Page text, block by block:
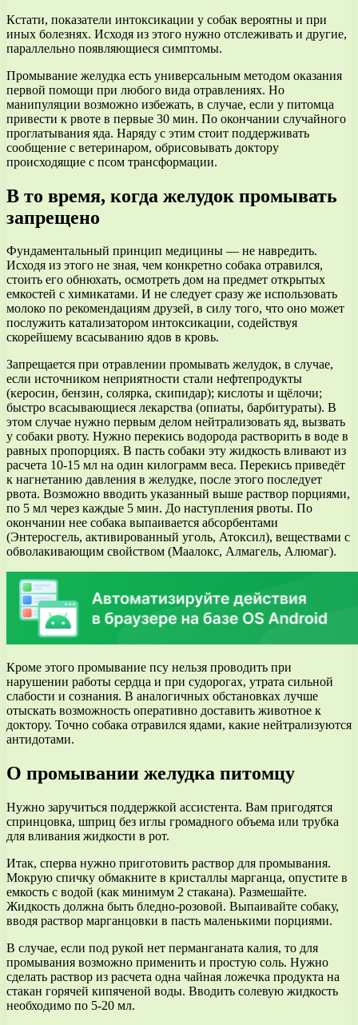
Кстати, показатели интоксикации у собак вероятны и при
иных болезнях. Исходя из этого нужно отслеживать и другие,
параллельно появляющиеся симптомы.
Промывание желудка есть универсальным методом оказания
первой помощи при любого вида отравлениях. Но
манипуляции возможно избежать, в случае, если у питомца
привести к рвоте в первые 30 мин. По окончании случайного
проглатывания яда. Наряду с этим стоит поддерживать
сообщение с ветеринаром, обрисовывать доктору
происходящие с псом трансформации.
В то время, когда желудок промывать
запрещено
Фундаментальный принцип медицины — не навредить.
Исходя из этого не зная, чем конкретно собака отравился,
стоить его обнюхать, осмотреть дом на предмет открытых
емкостей с химикатами. И не следует сразу же использовать
молоко по рекомендациям друзей, в силу того, что оно может
послужить катализатором интоксикации, содействуя
скорейшему всасыванию ядов в кровь.
Запрещается при отравлении промывать желудок, в случае,
если источником неприятности стали нефтепродукты
(керосин, бензин, солярка, скипидар); кислоты и щёлочи;
быстро всасывающиеся лекарства (опиаты, барбитураты). В
этом случае нужно первым делом нейтрализовать яд, вызвать
у собаки рвоту. Нужно перекись водорода растворить в воде в
равных пропорциях. В пасть собаки эту жидкость вливают из
расчета 10-15 мл на один килограмм веса. Перекись приведёт
к нагнетанию давления в желудке, после этого последует
рвота. Возможно вводить указанный выше раствор порциями,
по 5 мл через каждые 5 мин. До наступления рвоты. По
окончании нее собака выпаивается абсорбентами
(Энтеросгель, активированный уголь, Атоксил), веществами с
обволакивающим свойством (Маалокс, Алмагель, Алюмаг).
Кроме этого промывание псу нельзя проводить при
нарушении работы сердца и при судорогах, утрата сильной
слабости и сознания. В аналогичных обстановках лучше
отыскать возможность оперативно доставить животное к
доктору. Точно собака отравился ядами, какие нейтрализуются
антидотами.
О промывании желудка питомцу
Нужно заручиться поддержкой ассистента. Вам пригодятся
спринцовка, шприц без иглы громадного объема или трубка
для вливания жидкости в рот.
Итак, сперва нужно приготовить раствор для промывания.
Мокрую спичку обмакните в кристаллы марганца, опустите в
емкость с водой (как минимум 2 стакана). Размешайте.
Жидкость должна быть бледно-розовой. Выпаивайте собаку,
вводя раствор марганцовки в пасть маленькими порциями.
В случае, если под рукой нет перманганата калия, то для
промывания возможно применить и простую соль. Нужно
сделать раствор из расчета одна чайная ложечка продукта на
стакан горячей кипяченой воды. Вводить солевую жидкость
необходимо по 5-20 мл.